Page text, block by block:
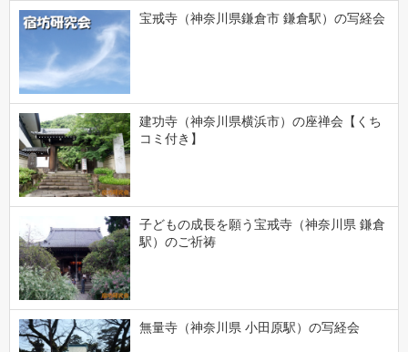
宝戒寺（神奈川県鎌倉市 鎌倉駅）の写経会
建功寺（神奈川県横浜市）の座禅会【くち
コミ付き】
子どもの成長を願う宝戒寺（神奈川県 鎌倉
駅）のご祈祷
無量寺（神奈川県 小田原駅）の写経会